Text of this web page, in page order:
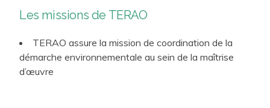
Les missions de TERAO
TERAO assure la mission de coordination de la
démarche environnementale au sein de la maîtrise
d’œuvre